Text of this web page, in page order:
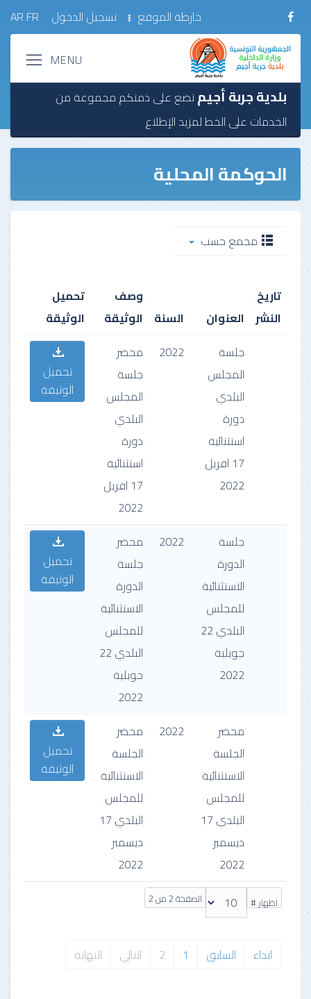
FR
AR خارطة الموقع تسجيل الدخول
بلدية جربة أجيمتضع على ذمتكم مجموعة من
الخدمات على الخطلمزيد الإطلاع
الحوكمة المحلية
مجمع حسب
تاريخ
النشر العنوان السنة
وصف
الوثيقة
تحميل
الوثيقة
اظهار # الصفحة 2 من 2
ابداء السابق 1
2 التالي النهاية
جلسة
المجلس
البلدي
دورة
استثنائية
17 افريل
2022
2022
محضر
جلسة
المجلس
البلدي
دورة
استثنائية
17 افريل
2022
تحميل
الوثيقة
جلسة
الدورة
الاستثنائية
للمجلس
البلدي 22
جويلية
2022
2022
محضر
جلسة
الدورة
الاستثنائية
للمجلس
البلدي 22
جويلية
2022
تحميل
الوثيقة
محضر
الجلسة
الاستثنائية
للمجلس
البلدي 17
ديسمبر
2022
2022
محضر
الجلسة
الاستثنائية
للمجلس
البلدي 17
ديسمبر
2022
تحميل
الوثيقة